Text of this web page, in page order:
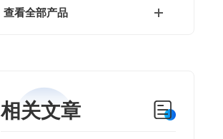
查看全部产品
相关文章